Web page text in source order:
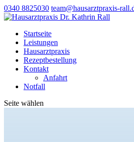
0340 8825030 team@hausarztpraxis-
Startseite
Leistungen
Hausarztpraxis
Rezeptbestellung
Kontakt
Anfahrt
Notfall
Seite wählen